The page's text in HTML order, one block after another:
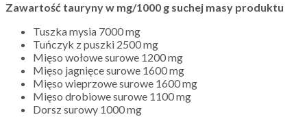
Zawartość tauryny w mg/1000 g suchej masy produktu
Tuszka mysia 7000 mg
Tuńczyk z puszki 2500 mg
Mięso wołowe surowe 1200 mg
Mięso jagnięce surowe 1600 mg
Mięso wieprzowe surowe 1600 mg
Mięso drobiowe surowe 1100 mg
Dorsz surowy 1000 mg